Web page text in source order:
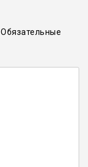
Обязательные